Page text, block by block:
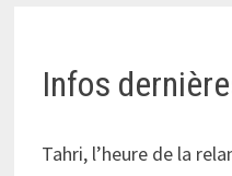
Infos
Tahri, l’heure de la